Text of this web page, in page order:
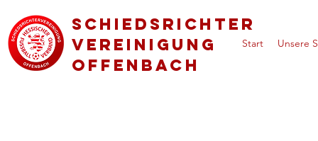
Schiedsrichter
vereinigung
Offenbach
Start Unsere